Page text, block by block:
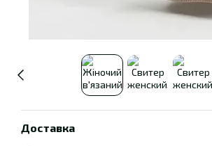
Доставка